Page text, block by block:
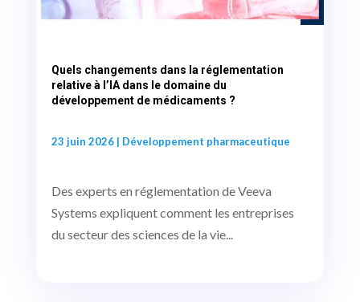
Quels changements dans la réglementation
relative à l’IA dans le domaine du
développement de médicaments ?
23 juin 2026| Développement pharmaceutique
Des experts en réglementation de Veeva
Systems expliquent comment les entreprises
du secteur des sciences de la vie...